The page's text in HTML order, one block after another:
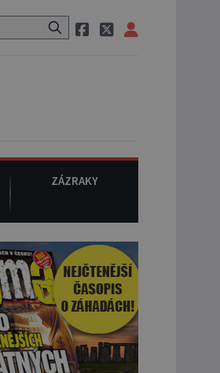
taxi, nasedne do něj a už ho nikdy
ZÁZRAKY